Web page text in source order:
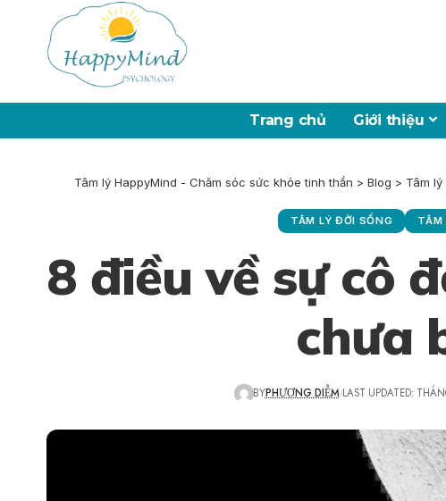
Trang chủ Giới thiệu
Tâm lý HappyMind - Chăm sóc sức khỏe tinh thần > Blog > Tâm
TÂM LÝ ĐỜI SỐNG TÂM
8 điều về sự cô
chưa
BYPHƯƠNG DIỄM LAST UPDATED: